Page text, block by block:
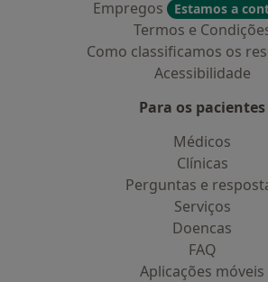
Empregos
Estamos a
Termos e
Como classificamos os
Acessibilidade
Para os pacientes
Médicos
Clínicas
Perguntas e
Serviços
Doencas
FAQ
Aplicações móveis